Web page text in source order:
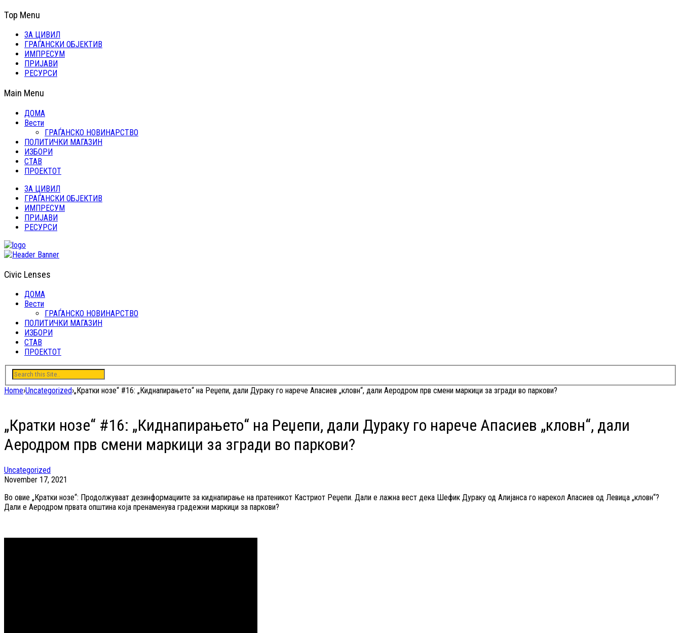
Top Menu
ЗА ЦИВИЛ
ГРАЃАНСКИ ОБЈЕКТИВ
ИМПРЕСУМ
ПРИЈАВИ
РЕСУРСИ
Main Menu
ДОМА
Вести
ГРАЃАНСКО НОВИНАРСТВО
ПОЛИТИЧКИ МАГАЗИН
ИЗБОРИ
СТАВ
ПРОЕКТОТ
ЗА ЦИВИЛ
ГРАЃАНСКИ ОБЈЕКТИВ
ИМПРЕСУМ
ПРИЈАВИ
РЕСУРСИ
Civic Lenses
ДОМА
Вести
ГРАЃАНСКО НОВИНАРСТВО
ПОЛИТИЧКИ МАГАЗИН
ИЗБОРИ
СТАВ
ПРОЕКТОТ
Home›Uncategorized›„Кратки нозе“ #16: „Киднапирањето“ на Реџепи, дали Дураку го нарече Апасиев „кловн“, дали Аеродром прв смени маркици за згради во паркови?
„Кратки нозе“ #16: „Киднапирањето“ на Реџепи, дали Дураку го нарече Апасиев „кловн“, дали
Аеродром прв смени маркици за згради во паркови?
Uncategorized
November 17, 2021
Во овие „Кратки нозе“: Продолжуваат дезинформациите за киднапирање на пратеникот Кастриот Реџепи. Дали е лажна вест дека Шефик Дураку од Алијанса го нарекол Апасиев од Левица „кловн“?
Дали е Аеродром првата општина која пренаменува градежни маркици за паркови?